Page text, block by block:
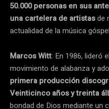
50.000 personas en sus
una cartelera de artistasde
actualidad de la música
Marcos Witt: En 1986, lideró
movimiento de alabanza y
primera producción
Veinticinco años y treinta
bondad de Dios mediante un